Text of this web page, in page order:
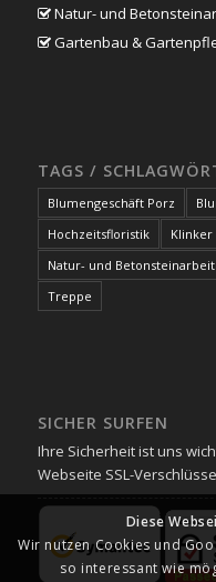
Natur- und
Gartenbau &
TAGS /
Blumengeschäft Porz
Hochzeitsfloristik
Klinker
Natur- und
Treppe
SICHER SURFEN
Ihre Sicherheit ist uns
Webseite SSL-
Diese
Wir nutzen Cookies und
so interessant wie